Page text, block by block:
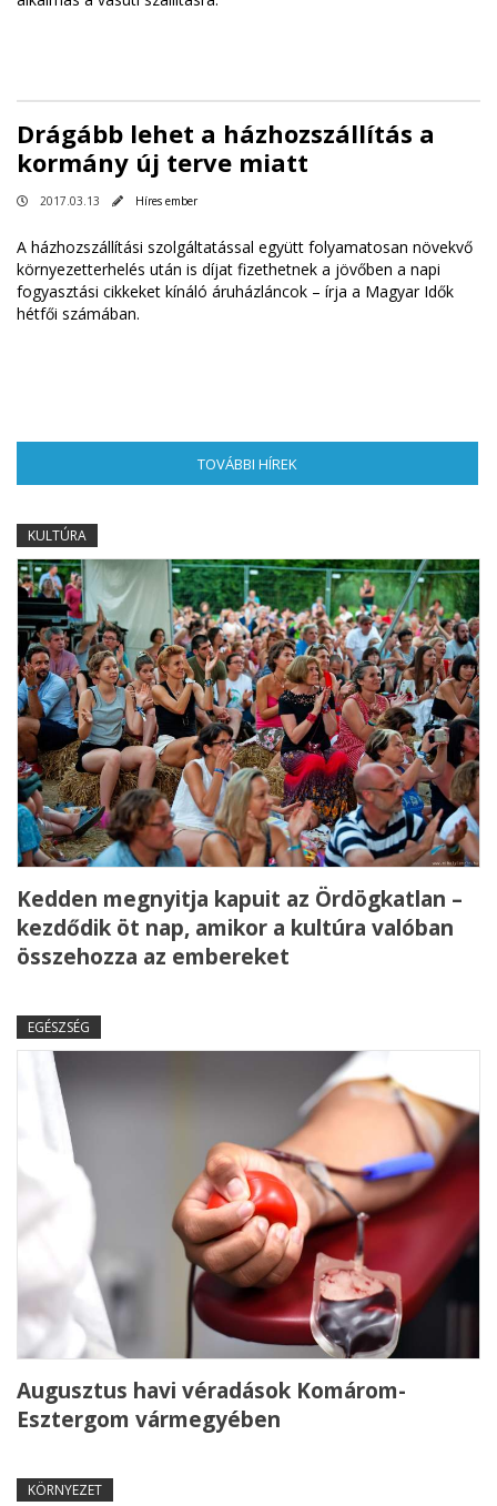
Drágább lehet a házhozszállítás a
kormány új terve miatt
2017.03.13 Híres ember
A házhozszállítási szolgáltatással együtt folyamatosan növekvő
környezetterhelés után is díjat fizethetnek a jövőben a napi
fogyasztási cikkeket kínáló áruházláncok – írja a Magyar Idők
hétfői számában.
TOVÁBBI HÍREK
KULTÚRA
Kedden megnyitja kapuit az Ördögkatlan –
kezdődik öt nap, amikor a kultúra valóban
összehozza az embereket
EGÉSZSÉG
Augusztus havi véradások Komárom-
Esztergom vármegyében
KÖRNYEZET